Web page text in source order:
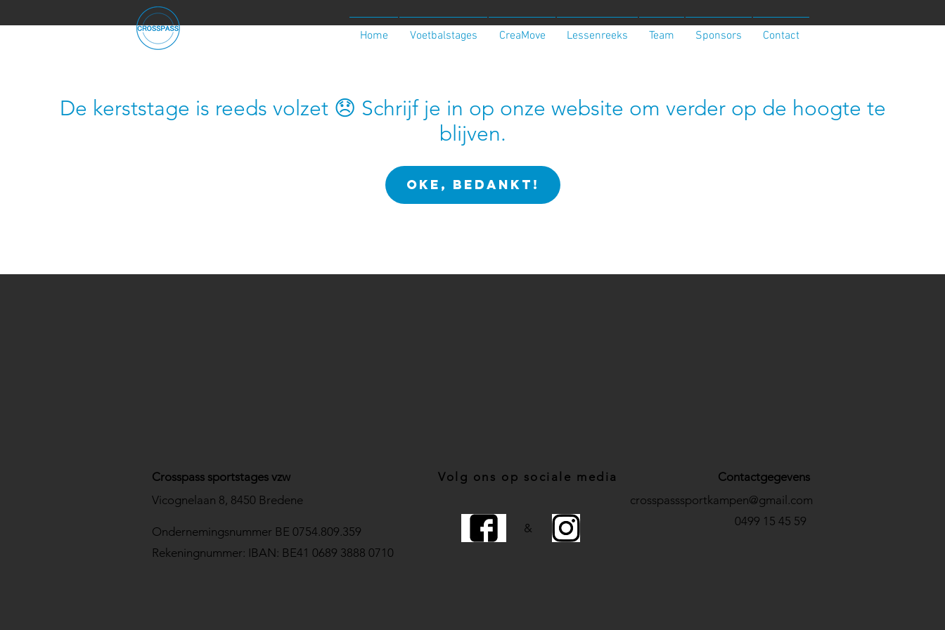
Home Voetbalstages CreaMove Lessenreeks Team Sponsors Contact
De kerststage is reeds volzet 😞 Schrijf je in op onze website om verder op de hoogte te
blijven.
OKE, BEDANKT!
Crosspass sportstages vzw
Vicognelaan 8, 8450 Bredene
Ondernemingsnummer BE 0754.809.359
Volg ons op sociale media
Contactgegevens
crosspasssportkampen@gmail.com
&
0499 15 45 59
Rekeningnummer: IBAN: BE41 0689 3888 0710